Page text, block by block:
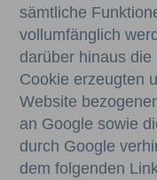
sämtliche
vollumfänglich
darüber hinaus
Cookie erzeugten
Website
an Google sowie
durch Google
dem folgenden